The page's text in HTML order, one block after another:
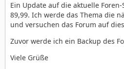
Ein Update auf die aktuelle Foren-
89,99. Ich werde das Thema die
und versuchen das Forum auf
Zuvor werde ich ein Backup des
Viele Grüße